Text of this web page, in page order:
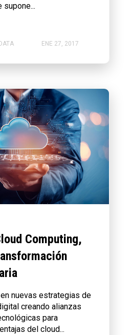
ENE 27, 2017
Computing,
en nuevas estrategias de
creando alianzas
para
del cloud...